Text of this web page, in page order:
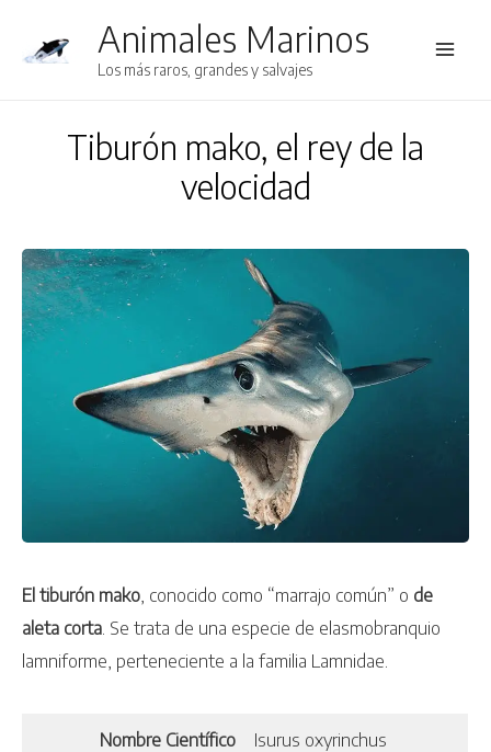
Animales Marinos
Los más raros, grandes y salvajes
Tiburón mako, el rey de la
velocidad
El tiburón mako , conocido como “marrajo común” o de
aleta corta . Se trata de una especie de elasmobranquio
lamniforme, perteneciente a la familia Lamnidae.
Nombre Científico Isurus oxyrinchus